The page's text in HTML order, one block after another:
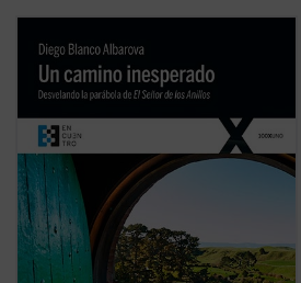
¿Quieres vivir una gran aventura?
Todavía queda un Anillo y, aunque no lo
sepas, lo tienes tú. Sal de la comodidad
con la comunidad si quieres arrojarlo al
fuego y destruirlo para siempre. Tendrás
...
(ver ficha)